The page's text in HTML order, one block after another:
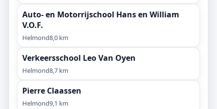
Auto- en Motorrijschool Hans en William
V.O.F.
Helmond8,0 km
Verkeersschool Leo Van Oyen
Helmond8,7 km
Pierre Claassen
Helmond9,1 km